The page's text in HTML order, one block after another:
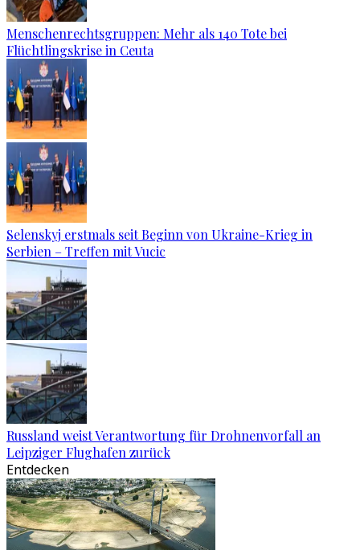
Menschenrechtsgruppen: Mehr als 140 Tote bei
Flüchtlingskrise in Ceuta
Selenskyj erstmals seit Beginn von Ukraine-Krieg in
Serbien – Treffen mit Vucic
Russland weist Verantwortung für Drohnenvorfall an
Leipziger Flughafen zurück
Entdecken